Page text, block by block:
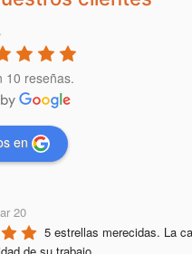
10 reseñas.
en
20
5 estrellas merecidas. La